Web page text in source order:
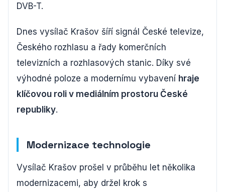
DVB-T.
Dnes vysílač Krašov šíří signál České televize,
Českého rozhlasu a řady komerčních
televizních a rozhlasových stanic. Díky své
výhodné poloze a modernímu vybavení hraje
klíčovou roli v mediálním prostoru České
republiky.
Modernizace technologie
Vysílač Krašov prošel v průběhu let několika
modernizacemi, aby držel krok s